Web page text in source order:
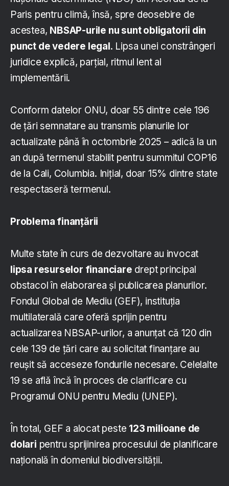
Paris pentru climă, însă, spre deosebire de
acestea, NBSAP-urile nu sunt obligatorii din
punct de vedere legal. Lipsa unei constrângeri
juridice explică, parțial, ritmul lent al
implementării.
Conform datelor ONU, doar 55 dintre cele 196
de țări semnatare au transmis planurile lor
actualizate până în octombrie 2025 – adică la un
an după termenul stabilit pentru summitul COP16
de la Cali, Columbia. Inițial, doar 15% dintre state
respectaseră termenul.
Problema finanțării
Multe state în curs de dezvoltare au invocat
lipsa resurselor financiare drept principal
obstacol în elaborarea și publicarea planurilor.
Fondul Global de Mediu (GEF), instituția
multilaterală care oferă sprijin pentru
actualizarea NBSAP-urilor, a anunțat că 120 din
cele 139 de țări care au solicitat finanțare au
reușit să acceseze fondurile necesare. Celelalte
19 se află încă în proces de clarificare cu
Programul ONU pentru Mediu (UNEP).
În total, GEF a alocat peste 123 milioane de
dolari pentru sprijinirea procesului de planificare
națională în domeniul biodiversității.